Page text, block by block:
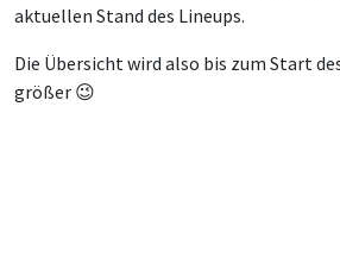
aktuellen Stand des Lineups.
Die Übersicht wird also bis zum Start
größer 😉